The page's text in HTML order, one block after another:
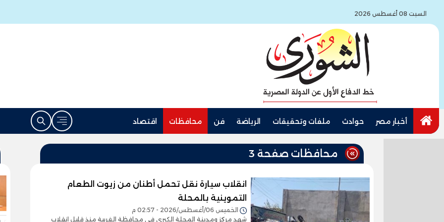
السبت 08 أغسطس 2026
أخبار مصر حوادث ملفات وتحقيقات الرياضة فن محافظات اقتصاد
محافظات صفحة 3
انقلاب سيارة نقل تحمل أطنان من زيوت الطعام
التموينية بالمحلة
الخميس 06/أغسطس/2026 - 02:57 م
شهد مركز ومدينة المحلة الكبرى في محافظة الغربية منذ قليل انقلاب